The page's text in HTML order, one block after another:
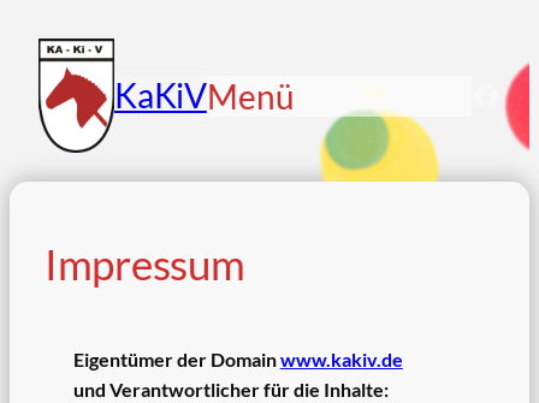
Inhalt
springen
KaKiVMenü
Impressum
Eigentümer der Domainwww.kakiv.de
und Verantwortlicher für die Inhalte: